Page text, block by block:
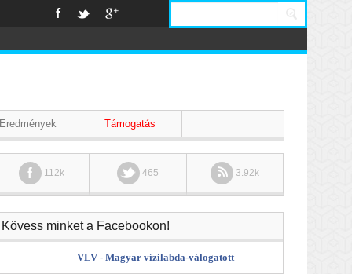
Eredmények Támogatás
112k 465 3.92k
Kövess minket a Facebookon!
VLV - Magyar vízilabda-válogatott